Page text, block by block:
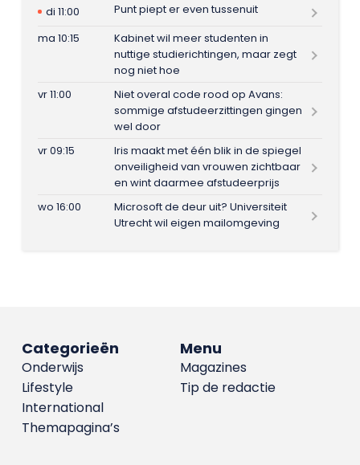
di 11:00
Punt piept er even tussenuit
ma 10:15
Kabinet wil meer studenten in
nuttige studierichtingen, maar zegt
nog niet hoe
vr 11:00
Niet overal code rood op Avans:
sommige afstudeerzittingen gingen
wel door
vr 09:15
Iris maakt met één blik in de spiegel
onveiligheid van vrouwen zichtbaar
en wint daarmee afstudeerprijs
wo 16:00
Microsoft de deur uit? Universiteit
Utrecht wil eigen mailomgeving
Menu
Magazines
Tip de redactie
Categorieën
Onderwijs
Lifestyle
International
Themapagina’s